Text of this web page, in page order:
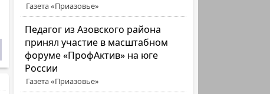
Газета «Приазовье»
Педагог из Азовского района
принял участие в масштабном
форуме «ПрофАктив» на юге
России
Газета «Приазовье»